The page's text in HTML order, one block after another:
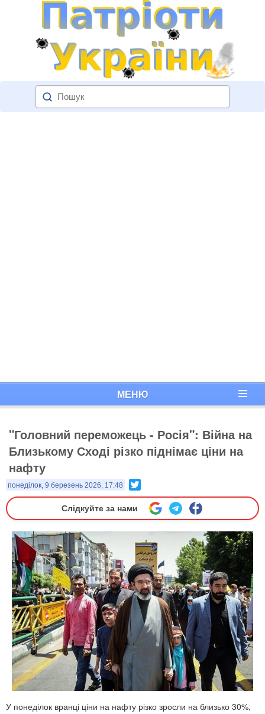
МЕНЮ
"Головний переможець - Росія": Війна на
Близькому Сході різко піднімає ціни на
нафту
понеділок, 9 березень 2026, 17:48
Слідкуйте за нами
У понеділок вранці ціни на нафту різко зросли на близько 30%,